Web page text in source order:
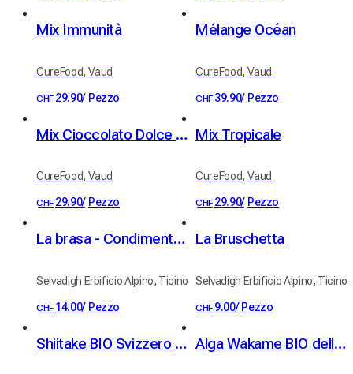
Mix Immunità
CureFood, Vaud
CHF 29.90/ Pezzo
Mélange Océan
CureFood, Vaud
CHF 39.90/ Pezzo
Mix Cioccolato Dolce Sogno
CureFood, Vaud
CHF 29.90/ Pezzo
Mix Tropicale
CureFood, Vaud
CHF 29.90/ Pezzo
La brasa - Condimento per grill e arrosti
Selvadigh Erbificio Alpino, Ticino
CHF 14.00/ Pezzo
La Bruschetta
Selvadigh Erbificio Alpino, Ticino
CHF 9.00/ Pezzo
Shiitake BIO Svizzero 20g Alga Wakame BIO della Bretagna 30g